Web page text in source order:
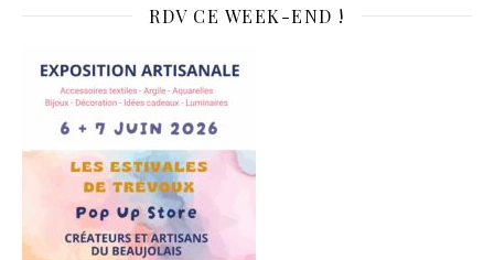
RDV CE WEEK-END !